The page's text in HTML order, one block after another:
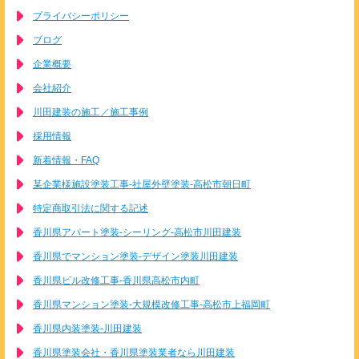
プライバシーポリシー
ブログ
企業概要
会社紹介
川田建装の施工／施工事例
採用情報
新着情報・FAQ
某企業様施設塗装工事-社屋外壁塗装-高松市朝日町
特定商取引法に関する記述
香川県アパート塗装-シーリング-高松市川田建装
香川県でマンション塗装-デザイン塗装川田建装
香川県ビル改修工事-香川県高松市内町
香川県マンション塗装-大規模改修工事-高松市上福岡町
香川県内装塗装-川田建装
香川県塗装会社・香川県塗装業者なら川田建装